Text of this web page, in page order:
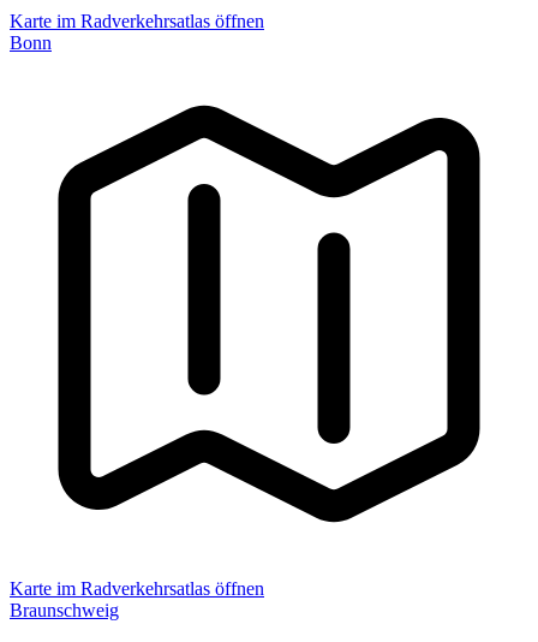
Karte im Radverkehrsatlas öffnen
Bonn
Karte im Radverkehrsatlas öffnen
Braunschweig